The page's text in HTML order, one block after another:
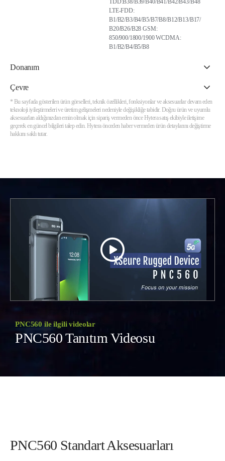
TDD:B38/B39/B40/B41/B42/B43/B48
LTE-FDD:
B1/B2/B3/B4/B5/B7/B8/B12/B13/B17/
B20/B26/B28 GSM:
850/900/1800/1900 WCDMA:
B1/B2/B4/B5/B8
Donanım
Çevre
* Bu sayfada gösterilen ürün görselleri, teknik özellikleri, fonksiyonlar ve aksesuarlar devam eden
teknoloji iyileştirmeleri ve üretim gelişmeleri nedeniyle değişikliğe tabidir. Doğru ürün ve uyumlu
aksesuarları aldığınızdan emin olmak için sipariş vermeden önce Hytera satış ekibiyle iletişime
geçerek en güncel bilgileri talep edin. Hytera önceden haber vermeden ürün detaylarını değiştirme
hakkını saklı tutar.
PNC560 ile ilgili videolar
PNC560 Tanıtım Videosu
PNC560 Standart Aksesuarları